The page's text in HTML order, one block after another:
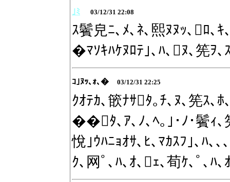
｣ﾐ 03/12/31 22:08
ｽ鬢皃ﾆ､ﾒ､ﾈ､熙ﾇﾇｯ､ﾛ､ｷ
�ﾏｿｷﾊｹﾇﾛﾃ｣､ﾊ､ﾇ､筅ｦ､
ｺ｣ﾇｯ､ｫ､� 03/12/31 22:25
ｸｵﾃｶ､篏ﾅｻﾀ｡ﾁ､ﾇ､筅ｽ､
��ﾀ､ｱ､ﾉ､ﾍ｡｣･ﾉ･鬢ｨ､
悅｣ｳﾊﾆｮｵｻ､ﾋ､ﾏｶｽﾌ｣､ﾊ､
ｸ､网ﾟ､ﾊ､ｵ､ｪ､荀ｹ､ﾟ､ﾊ､